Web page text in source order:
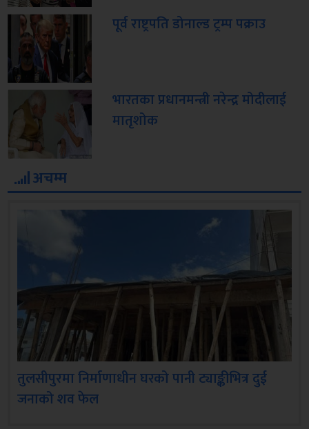
पूर्व राष्ट्रपति डोनाल्ड ट्रम्प पक्राउ
भारतका प्रधानमन्त्री नरेन्द्र मोदीलाई
मातृशोक
अचम्म
तुलसीपुरमा निर्माणाधीन घरको पानी ट्याङ्कीभित्र दुई
जनाको शव फेल